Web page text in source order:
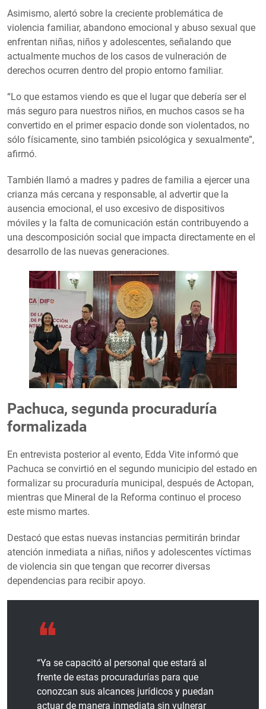
Asimismo, alertó sobre la creciente problemática de
violencia familiar, abandono emocional y abuso sexual que
enfrentan niñas, niños y adolescentes, señalando que
actualmente muchos de los casos de vulneración de
derechos ocurren dentro del propio entorno familiar.
“Lo que estamos viendo es que el lugar que debería ser el
más seguro para nuestros niños, en muchos casos se ha
convertido en el primer espacio donde son violentados, no
sólo físicamente, sino también psicológica y sexualmente”,
afirmó.
También llamó a madres y padres de familia a ejercer una
crianza más cercana y responsable, al advertir que la
ausencia emocional, el uso excesivo de dispositivos
móviles y la falta de comunicación están contribuyendo a
una descomposición social que impacta directamente en el
desarrollo de las nuevas generaciones.
Pachuca, segunda procuraduría
formalizada
En entrevista posterior al evento, Edda Vite informó que
Pachuca se convirtió en el segundo municipio del estado en
formalizar su procuraduría municipal, después de Actopan,
mientras que Mineral de la Reforma continuo el proceso
este mismo martes.
Destacó que estas nuevas instancias permitirán brindar
atención inmediata a niñas, niños y adolescentes víctimas
de violencia sin que tengan que recorrer diversas
dependencias para recibir apoyo.
“Ya se capacitó al personal que estará al
frente de estas procuradurías para que
conozcan sus alcances jurídicos y puedan
actuar de manera inmediata sin vulnerar